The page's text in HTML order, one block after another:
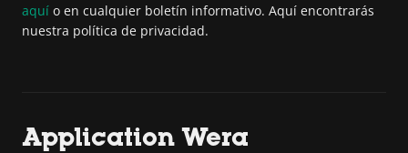
aquí o en cualquier boletín informativo. Aquí encontrarás
nuestra política de privacidad.
Application Wera